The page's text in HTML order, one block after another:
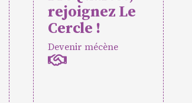
rejoignez Le
Cercle !
Devenir mécène